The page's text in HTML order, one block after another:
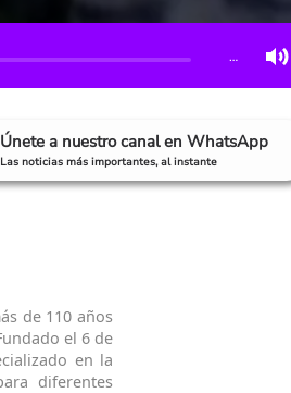
…
Únete a nuestro canal en WhatsApp
Las noticias más importantes, al instante
de 110 años
el 6 de
en la
diferentes